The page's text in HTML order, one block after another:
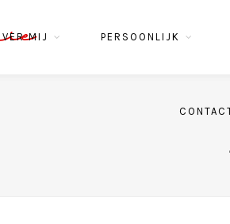
MIJ PERSOONLIJK